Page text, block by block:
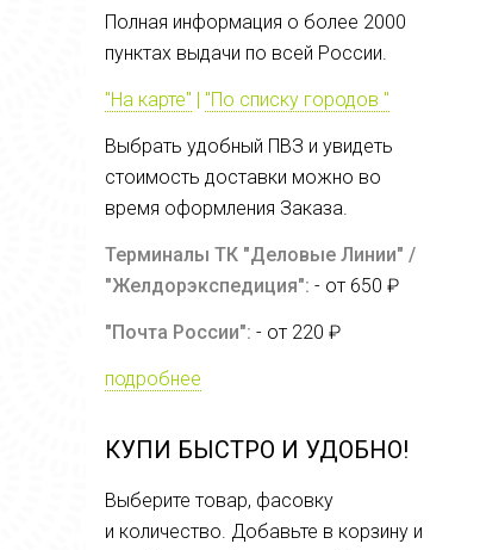
Полная информация о более 2000
пунктах выдачи по всей России.
"На карте" | "По списку городов "
Выбрать удобный ПВЗ и увидеть
стоимость доставки можно во
время оформления Заказа.
Терминалы ТК "Деловые Линии" /
"Желдорэкспедиция": - от 650 ₽
"Почта России": - от 220 ₽
подробнее
КУПИ БЫСТРО И УДОБНО!
Выберите товар, фасовку
и количество. Добавьте в корзину и